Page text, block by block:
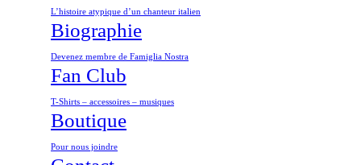
L’histoire atypique d’un chanteur italien
Biographie
Devenez membre de Famiglia Nostra
Fan Club
T-Shirts – accessoires – musiques
Boutique
Pour nous joindre